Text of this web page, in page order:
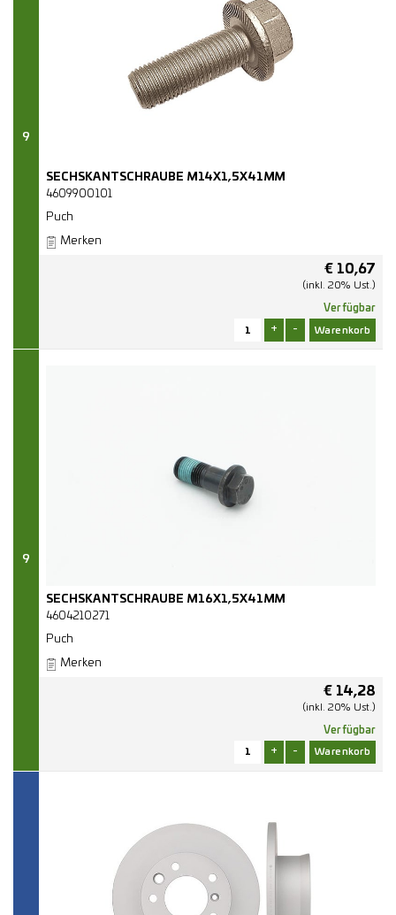
9
SECHSKANTSCHRAUBE M14X1,5X41MM
4609900101
Puch
Merken
€ 10,67
(inkl. 20% Ust.)
Verfügbar
+ -
9
SECHSKANTSCHRAUBE M16X1,5X41MM
4604210271
Puch
Merken
€ 14,28
(inkl. 20% Ust.)
Verfügbar
+ -